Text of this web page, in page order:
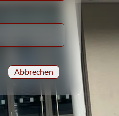
Abbrechen